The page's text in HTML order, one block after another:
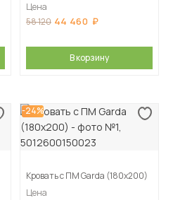
Цена
58 120 44 460
В корзину
-24%
Кровать с ПМ Garda (180х200)
Цена